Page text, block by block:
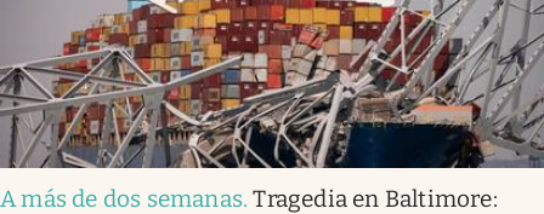
A más de dos semanas.Tragedia en Baltimore: